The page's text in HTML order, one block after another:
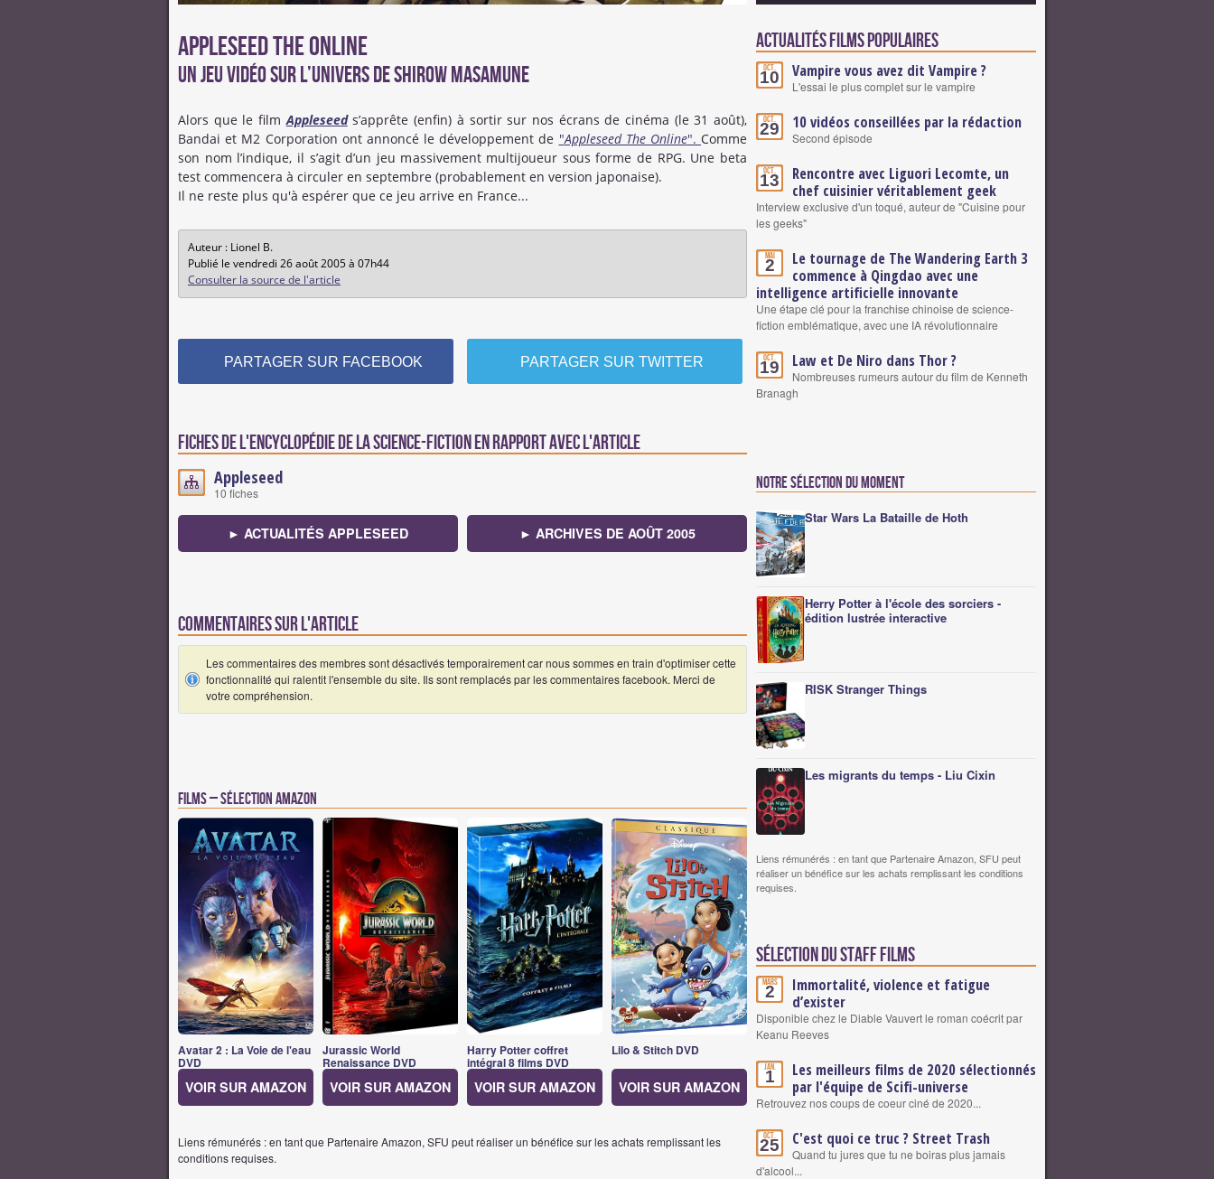
Appleseed The Online
Un jeu vidéo sur l’univers de Shirow Masamune
Alors que le filmAppleseeds’apprête (enfin) à sortir sur nos écrans de cinéma (le 31 août),
Bandai et M2 Corporation ont annoncé le développement de "Appleseed The Online". Comme
son nom l’indique, il s’agit d’un jeu massivement multijoueur sous forme de RPG. Une beta
test commencera à circuler en septembre (probablement en version japonaise).
Il ne reste plus qu'à espérer que ce jeu arrive en France...
Auteur : Lionel B.
Publié le vendredi 26 août 2005 à 07h44
Consulter la source de l'article
PARTAGER SUR FACEBOOK PARTAGER SUR TWITTER
Fiches de l'encyclopédie de la science-fiction en rapport avec l'article
Appleseed
10 fiches
► ACTUALITÉS APPLESEED ► ARCHIVES DE AOÛT 2005
Commentaires sur l'article
Les commentaires des membres sont désactivés temporairement car nous sommes en train d'optimiser cette
fonctionnalité qui ralentit l'ensemble du site. Ils sont remplacés par les commentaires facebook. Merci de
votre compréhension.
Films – Sélection Amazon
Avatar 2 : La Voie de l'eau
DVD
VOIR SUR AMAZON
Jurassic World
Renaissance DVD
VOIR SUR AMAZON
Harry Potter coffret
intégral 8 films DVD
VOIR SUR AMAZON
Lilo & Stitch DVD
VOIR SUR AMAZON
Liens rémunérés : en tant que Partenaire Amazon, SFU peut réaliser un bénéfice sur les achats remplissant les
conditions requises.
Actualités Films populaires
Oct.
10 Vampire vous avez dit Vampire ?
L'essai le plus complet sur le vampire
Oct.
29 10 vidéos conseillées par la rédaction
Second épisode
Oct.
13
Rencontre avec Liguori Lecomte, un
chef cuisinier véritablement geek
Interview exclusive d'un toqué, auteur de "Cuisine pour
les geeks"
Mai
2
Le tournage de The Wandering Earth 3
commence à Qingdao avec une
intelligence artificielle innovante
Une étape clé pour la franchise chinoise de science-
fiction emblématique, avec une IA révolutionnaire
Oct.
19 Law et De Niro dans Thor ?
Nombreuses rumeurs autour du film de Kenneth
Branagh
Notre sélection du moment
Star Wars La Bataille de Hoth
Herry Potter à l'école des sorciers -
édition lustrée interactive
RISK Stranger Things
Les migrants du temps - Liu Cixin
Liens rémunérés : en tant que Partenaire Amazon, SFU peut
réaliser un bénéfice sur les achats remplissant les conditions
requises.
Sélection du staff Films
Mars
2
Immortalité, violence et fatigue
d’exister
Disponible chez le Diable Vauvert le roman coécrit par
Keanu Reeves
Jan.
1
Les meilleurs films de 2020 sélectionnés
par l'équipe de Scifi-universe
Retrouvez nos coups de coeur ciné de 2020...
Oct.
25 C'est quoi ce truc ? Street Trash
Quand tu jures que tu ne boiras plus jamais
d'alcool...